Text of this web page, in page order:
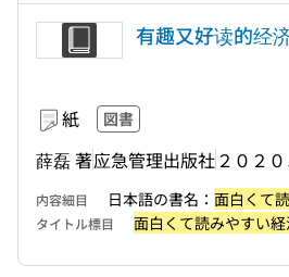
有趣又好读的经
紙 図書
薛磊 著应急管理出版社 ２０２
内容細目 日本語の書名： 面白くて
タイトル標目 面白くて読みやすい